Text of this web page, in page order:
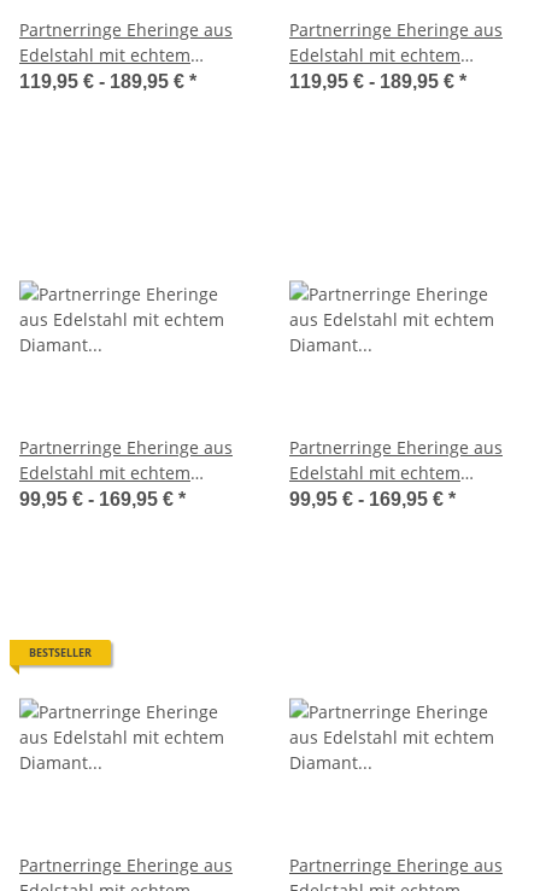
Partnerringe Eheringe aus
Edelstahl mit echtem
Diamant und Lasergravur
119,95 € - 189,95 € *
Partnerringe Eheringe aus
Edelstahl mit echtem
Diamant und Lasergravur
119,95 € - 189,95 € *
Partnerringe Eheringe aus
Edelstahl mit echtem
Diamant und Lasergravur
99,95 € - 169,95 € *
Partnerringe Eheringe aus
Edelstahl mit echtem
Diamant und Lasergravur
99,95 € - 169,95 € *
BESTSELLER
Partnerringe Eheringe aus
Partnerringe Eheringe aus